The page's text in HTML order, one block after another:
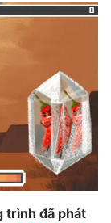
trình đã phát